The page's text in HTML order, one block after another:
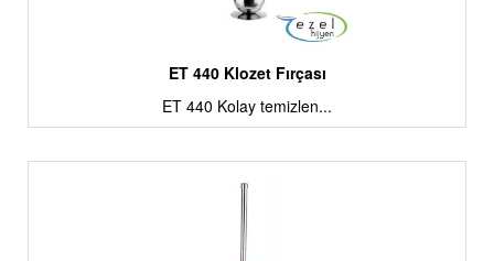
ET 440 Klozet Fırçası
ET 440 Kolay temizlen...